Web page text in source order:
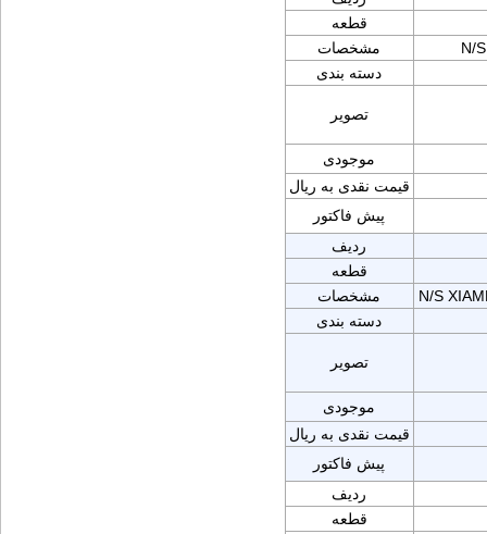
قطعه
مشخصات
N/
دسته بندی
تصویر
موجودی
قیمت نقدی به ریال
پیش فاکتور
ردیف
قطعه
مشخصات
N/S
دسته بندی
تصویر
موجودی
قیمت نقدی به ریال
پیش فاکتور
ردیف
قطعه